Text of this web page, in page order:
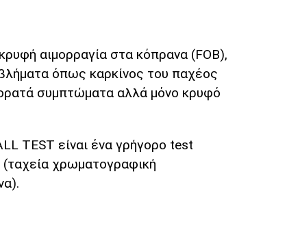
αιμορραγία στα κόπρανα (FOB),
όπως καρκίνος του παχέος
συμπτώματα αλλά μόνο κρυφό
TEST είναι ένα γρήγορο test
χρωματογραφική